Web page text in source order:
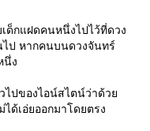
ด็กแฝดคนหนึ่งไปไว้ที่ดวง
ไป หากคนบนดวงจันทร์
นึ่ง
ไปของไอน์สไตน์ว่าด้ว
ด้เอ่ยออกมาโดยตรง